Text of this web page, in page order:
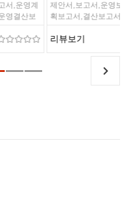
제안서,보고서,운영보고서,운영계
획보고서,결산보고서,운영결산보
고서,경영전략보고서,사업계획서,
사업제안서,제본,계획서,제출문,표
리뷰보기